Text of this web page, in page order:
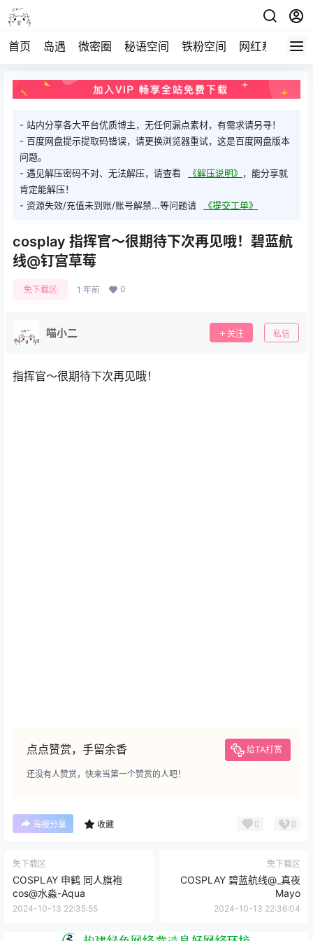
首页 岛遇 微密圈 秘语空间 铁粉空间 网红系列 打
- 站内分享各大平台优质博主，无任何漏点素材，有需求请另寻！
- 百度网盘提示提取码错误，请更换浏览器重试，这是百度网盘版本
问题。
- 遇见解压密码不对、无法解压，请查看
《解压说明》 ，能分享就
肯定能解压！
- 资源失效/充值未到账/账号解禁...等问题请
《提交工单》
cosplay 指挥官～很期待下次再见哦！碧蓝航
线@钉宫草莓
免下载区 1 年前 0
喵小二 关注 私信
指挥官～很期待下次再见哦！
点点赞赏，手留余香 给TA打赏
还没有人赞赏，快来当第一个赞赏的人吧！
海报分享 收藏 0 0
免下载区
COSPLAY 申鹤 同人旗袍
cos@水淼-Aqua
2024-10-13 22:35:55
免下载区
COSPLAY 碧蓝航线@_真夜
Mayo
2024-10-13 22:36:04